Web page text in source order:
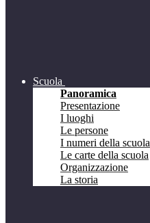
Scuola
Panoramica
Presentazione
I luoghi
Le persone
I numeri della scuola
Le carte della scuola
Organizzazione
La storia